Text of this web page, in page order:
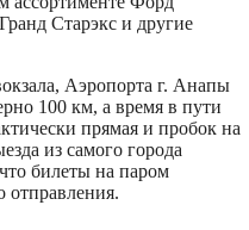
Старэкс и другие
Аэропорта г. Анапы
100 км, а время в пути
прямая и пробок на
из самого города
билеты на паром
отправления.